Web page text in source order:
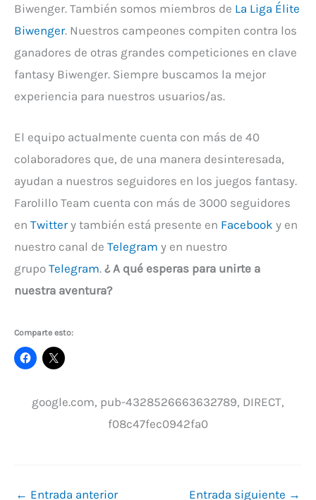
Biwenger. También somos miembros de La Liga Élite
Biwenger. Nuestros campeones compiten contra los
ganadores de otras grandes competiciones en clave
fantasy Biwenger. Siempre buscamos la mejor
experiencia para nuestros usuarios/as.
El equipo actualmente cuenta con más de 40
colaboradores que, de una manera desinteresada,
ayudan a nuestros seguidores en los juegos fantasy.
Farolillo Team cuenta con más de 3000 seguidores
en Twittery también está presente en Facebook y en
nuestro canal de Telegram y en nuestro
grupo Telegram. ¿ A qué esperas para unirte a
nuestra aventura?
Comparte esto:
google.com, pub-4328526663632789, DIRECT,
f08c47fec0942fa0
← Entrada anterior Entrada siguiente →